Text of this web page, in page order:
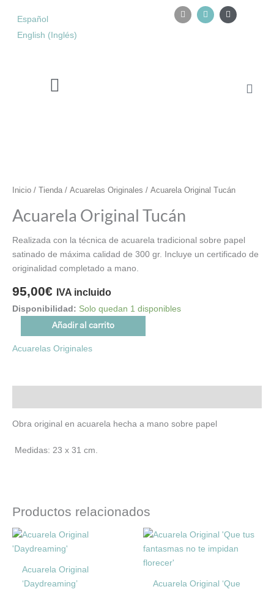
contenido
Español
English (Inglés)
I
n
I
n
Y
o
Inicio / Tienda / Acuarelas Originales / Acuarela Original Tucán
Acuarela Original Tucán
Realizada con la técnica de acuarela tradicional sobre papel
satinado de máxima calidad de 300 gr. Incluye un certificado de
originalidad completado a mano.
95,00€ IVA incluido
Disponibilidad: Solo quedan 1 disponibles
Añadir al carrito
Acuarelas Originales
Obra original en acuarela hecha a mano sobre papel
Medidas: 23 x 31 cm.
Productos relacionados
Acuarela Original
‘Daydreaming’
Acuarela Original ‘Que